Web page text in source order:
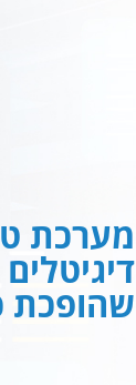
מערכת
שהופכת